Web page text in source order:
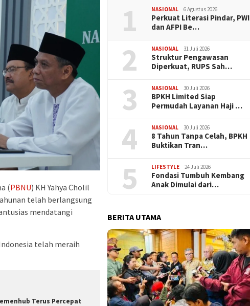
(PBNU) KH Yahya Cholil
telah berlangsung
mendatangi
telah meraih
Terus Percepat
1 NASIONAL 6 Agustus 2026
Perkuat Literasi Pindar, PWI
dan AFPI Be…
2 NASIONAL 31 Juli 2026
​Struktur Pengawasan
Diperkuat, RUPS Sah…
3 NASIONAL 30 Juli 2026
BPKH Limited Siap
Permudah Layanan Haji …
4 NASIONAL 30 Juli 2026
​8 Tahun Tanpa Celah, BPKH
Buktikan Tran…
5 LIFESTYLE 24 Juli 2026
Fondasi Tumbuh Kembang
Anak Dimulai dari…
BERITA UTAMA